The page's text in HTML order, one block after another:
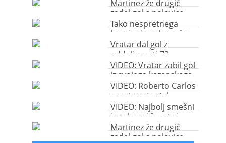
Martinez že drugič
zadel gol s polovice
igrišča
Tako nespretnega
branjenja gola pa še
ne
Vratar dal gol z
oddaljenosti 73
metrov od gola
VIDEO: Vratar zabil gol
iz svojega kazenskega
prostora
VIDEO: Roberto Carlos
zopet pretental
zakone fizike
VIDEO: Najbolj smešni
in zabavni športni
rituali
Martinez že drugič
zadel gol s polovice